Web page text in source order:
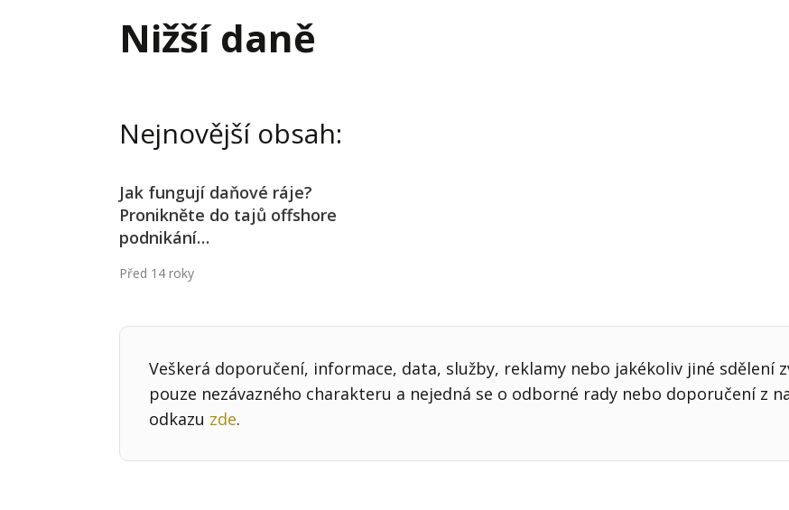
Interim management
Krizové řízení firmy
Nižší daně
Nejnovější obsah:
Jak fungují daňové ráje?
Pronikněte do tajů offshore
podnikání…
Před 14 roky
Veškerá doporučení, informace, data, služby, reklamy nebo jakékoliv jiné sdělení
pouze nezávazného charakteru a nejedná se o odborné rady nebo doporučení z
odkazu zde.